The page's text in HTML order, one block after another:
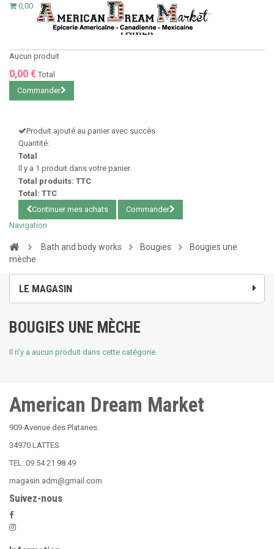
0,00 €
PANIER
Aucun produit
0,00 € Total
Commander
Produit ajouté au panier avec succès
Quantité:
Total
Il y a 1 produit dans votre panier.
Total produits: TTC
Total: TTC
Continuer mes achats
Commander
Navigation
Bath and body works Bougies
Bougies une
mèche
LE MAGASIN
BOUGIES UNE MÈCHE
Il n'y a aucun produit dans cette catégorie.
American Dream Market
909 Avenue des Platanes
34970 LATTES
TEL: 09 54 21 98 49
magasin.adm@gmail.com
Suivez-nous